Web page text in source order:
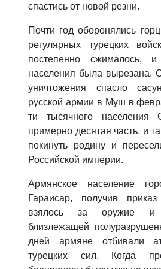
спастись от новой резни.
Почти год оборонялись
регулярных турецких
постепенно сжималось,
населения была вырезана.
уничтожения спасло
русской армии в Муш в
ти тысячного населения
примерно десятая часть, и
покинуть родину и
Российской империи.
Армянское население
Гараисар, получив
взялось за оружие и
близлежащей
дней армяне отбивали
турецких сил. Когда